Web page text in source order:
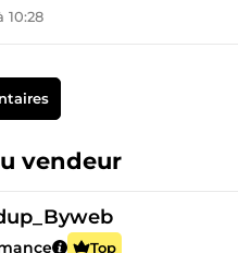
10:28
vendeur
Top